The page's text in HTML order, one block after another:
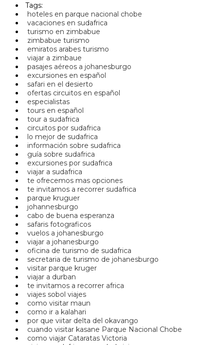
Tags:
hoteles en parque nacional chobe
vacaciones en sudafrica
turismo en zimbabue
zimbabue turismo
emiratos arabes turismo
viajar a zimbaue
pasajes aéreos a johanesburgo
excursiones en español
safari en el desierto
ofertas circuitos en español
especialistas
tours en español
tour a sudafrica
circuitos por sudafrica
lo mejor de sudafrica
información sobre sudafrica
guía sobre sudafrica
excursiones por sudafrica
viajar a sudafrica
te ofrecemos mas opciones
te invitamos a recorrer sudafrica
parque kruguer
johannesburgo
cabo de buena esperanza
safaris fotograficos
vuelos a johanesburgo
viajar a johanesburgo
oficina de turismo de sudafrica
secretaria de turismo de johanesburgo
visitar parque kruger
viajar a durban
te invitamos a recorrer africa
viajes sobol viajes
como visitar maun
como ir a kalahari
por que viitar delta del okavango
cuando visitar kasane Parque Nacional Chobe
como viajar Cataratas Victoria